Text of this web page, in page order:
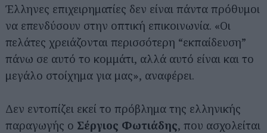
Έλληνες επιχειρηματίες δεν είναι πάντα πρόθυμοι
να επενδύσουν στην οπτική επικοινωνία. «Οι
πελάτες χρειάζονται περισσότερη “εκπαίδευση”
πάνω σε αυτό το κομμάτι, αλλά αυτό είναι και το
μεγάλο στοίχημα για μας», αναφέρει.
Δεν εντοπίζει εκεί το πρόβλημα της ελληνικής
παραγωγής ο Σέργιος Φωτιάδης, που ασχολείται